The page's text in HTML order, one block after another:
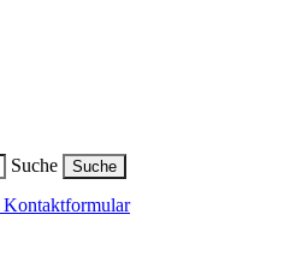
Suche Suche
Kontaktformular